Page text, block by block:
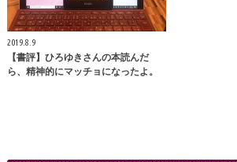
2019.8.9
【書評】ひろゆきさんの本読んだ
ら、精神的にマッチョになったよ。